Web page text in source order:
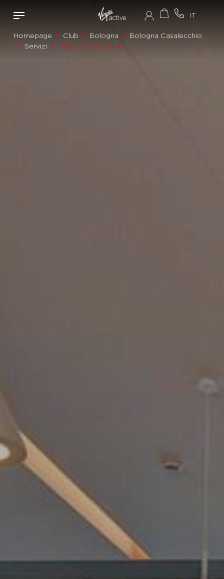
Homepage Club Bologna
Bologna Casalecchio
Servizi
Virgin Active Cafè